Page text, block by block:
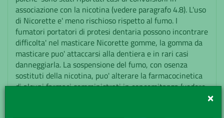
associazione con la nicotina (vedere paragrafo 4.8). L'uso
di Nicorette e' meno rischioso rispetto al fumo. I
fumatori portatori di protesi dentaria possono incontrare
difficolta' nel masticare Nicorette gomme, la gomma da
masticare puo' attaccarsi alla dentiera e in rari casi
danneggiarla. La sospensione del fumo, con osenza
sostituti della nicotina, puo' alterare la farmacocinetica
di alcuni farmaci somministrati in concomitanza (vedere
×